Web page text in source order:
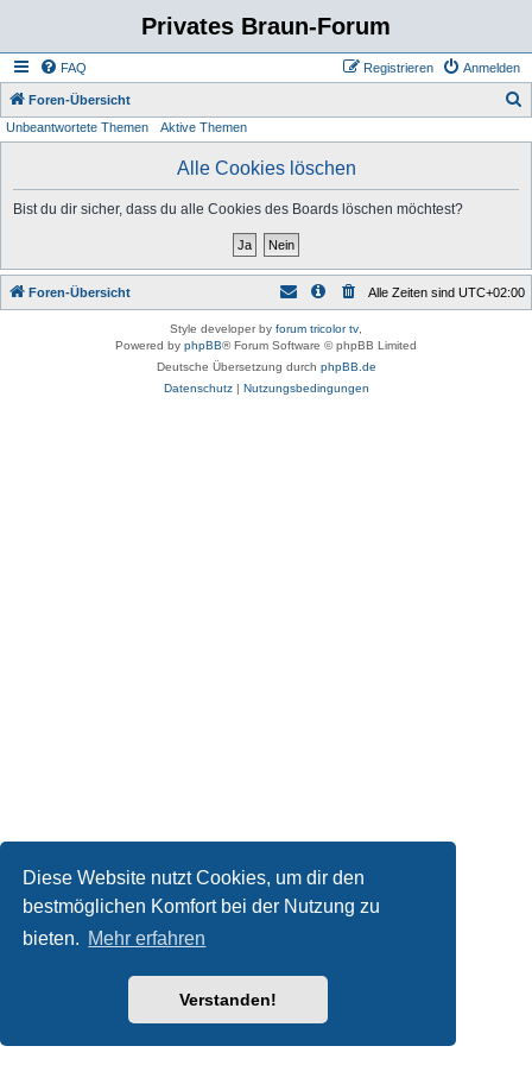
Diese Website nutzt Cookies, um dir den
bestmöglichen Komfort bei der Nutzung zu
bieten. Mehr erfahren
Verstanden!
Privates Braun-Forum
FAQ Anmelden
Registrieren
Foren-Übersicht
Unbeantwortete Themen Aktive Themen
Alle Cookies löschen
Bist du dir sicher, dass du alle Cookies des Boards löschen möchtest?
Foren-Übersicht Alle Zeiten sind UTC+02:00
Style developer by forum tricolor tv
Powered by phpBB® Forum Software © phpBB Limited
Deutsche Übersetzung durch phpBB.de
Datenschutz| Nutzungsbedingungen